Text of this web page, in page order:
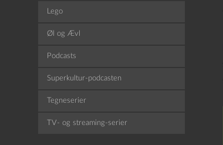
Lego
Øl og Ævl
Podcasts
Superkultur-podcasten
Tegneserier
TV- og streaming-serier